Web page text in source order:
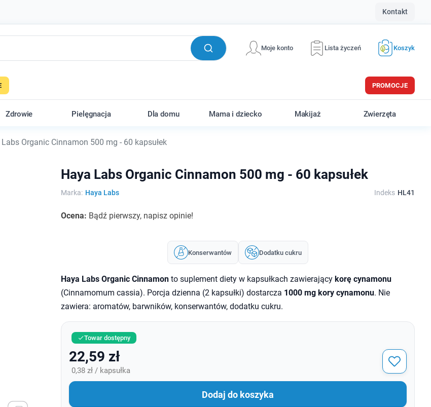
Kontakt
Moje konto Lista życzeń Koszyk
PROMOCJE
Zdrowie Pielęgnacja Dla domu Mama i dziecko Makijaż Zwierzęta
Organic Cinnamon 500 mg - 60 kapsułek
Haya Labs Organic Cinnamon 500 mg - 60 kapsułek
Marka: Haya Labs Indeks HL41
Ocena: Bądź pierwszy, napisz opinie!
Konserwantów Dodatku cukru
Haya Labs Organic Cinnamonto suplement diety w kapsułkach zawierający korę cynamonu
(Cinnamomum cassia). Porcja dzienna (2 kapsułki) dostarcza 1000 mg kory cynamonu. Nie
zawiera: aromatów, barwników, konserwantów, dodatku cukru.
Towar dostępny
22,59 zł
0,38 zł / kapsułka
Dodaj do koszyka